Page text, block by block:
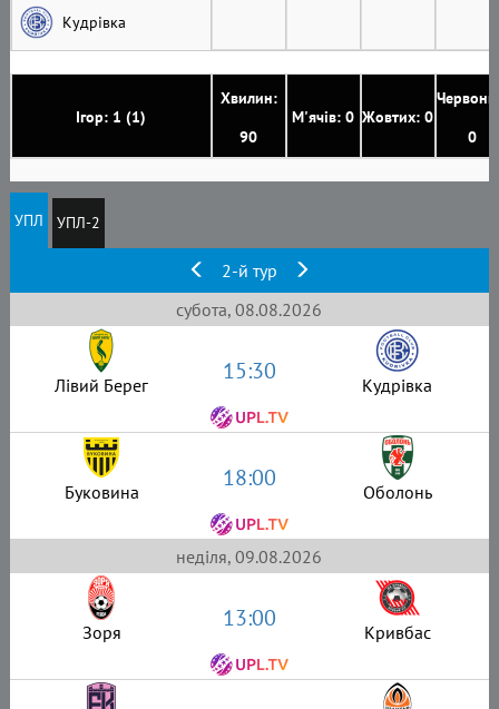
Ігор: 1 (1)
Хвилин:
90
М'ячів: 0 Жовтих: 0
0
Кудрівка
УПЛ УПЛ-2
2-й тур
субота, 08.08.2026
Лівий Берег 15:30 Кудрівка
Буковина 18:00 Оболонь
неділя, 09.08.2026
Зоря 13:00 Кривбас